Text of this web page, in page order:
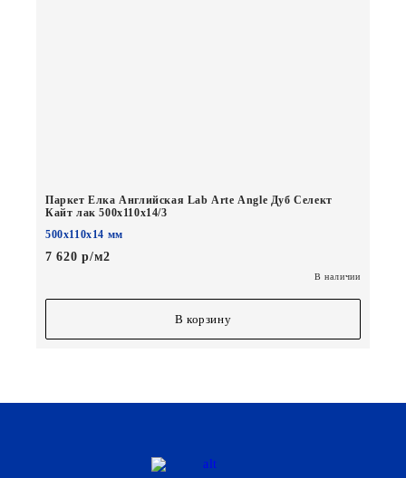
Паркет Елка Английская Lab Arte Angle Дуб Селект
Кайт лак 500х110х14/3
500х110х14 мм
7 620 р/м2
В наличии
В корзину